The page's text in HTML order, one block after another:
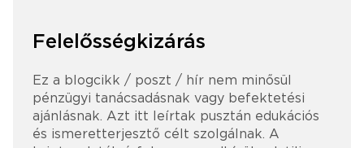
Felelősségkizárás
Ez a blogcikk / poszt / hír nem minősül
pénzügyi tanácsadásnak vagy befektetési
ajánlásnak. Azt itt leírtak pusztán edukációs
és ismeretterjesztő célt szolgálnak. A